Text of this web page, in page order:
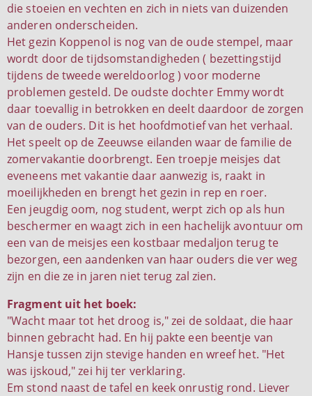
die stoeien en vechten en zich in niets van duizenden
anderen onderscheiden.
Het gezin Koppenol is nog van de oude stempel, maar
wordt door de tijdsomstandigheden ( bezettingstijd
tijdens de tweede wereldoorlog ) voor moderne
problemen gesteld. De oudste dochter Emmy wordt
daar toevallig in betrokken en deelt daardoor de zorgen
van de ouders. Dit is het hoofdmotief van het verhaal.
Het speelt op de Zeeuwse eilanden waar de familie de
zomervakantie doorbrengt. Een troepje meisjes dat
eveneens met vakantie daar aanwezig is, raakt in
moeilijkheden en brengt het gezin in rep en roer.
Een jeugdig oom, nog student, werpt zich op als hun
beschermer en waagt zich in een hachelijk avontuur om
een van de meisjes een kostbaar medaljon terug te
bezorgen, een aandenken van haar ouders die ver weg
zijn en die ze in jaren niet terug zal zien.
Fragment uit het boek:
"Wacht maar tot het droog is," zei de soldaat, die haar
binnen gebracht had. En hij pakte een beentje van
Hansje tussen zijn stevige handen en wreef het. "Het
was ijskoud," zei hij ter verklaring.
Em stond naast de tafel en keek onrustig rond. Liever